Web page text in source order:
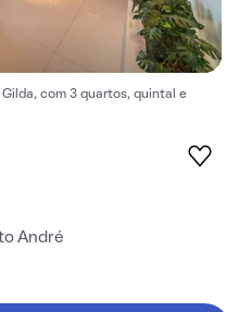
com 3 quartos, quintal e
André